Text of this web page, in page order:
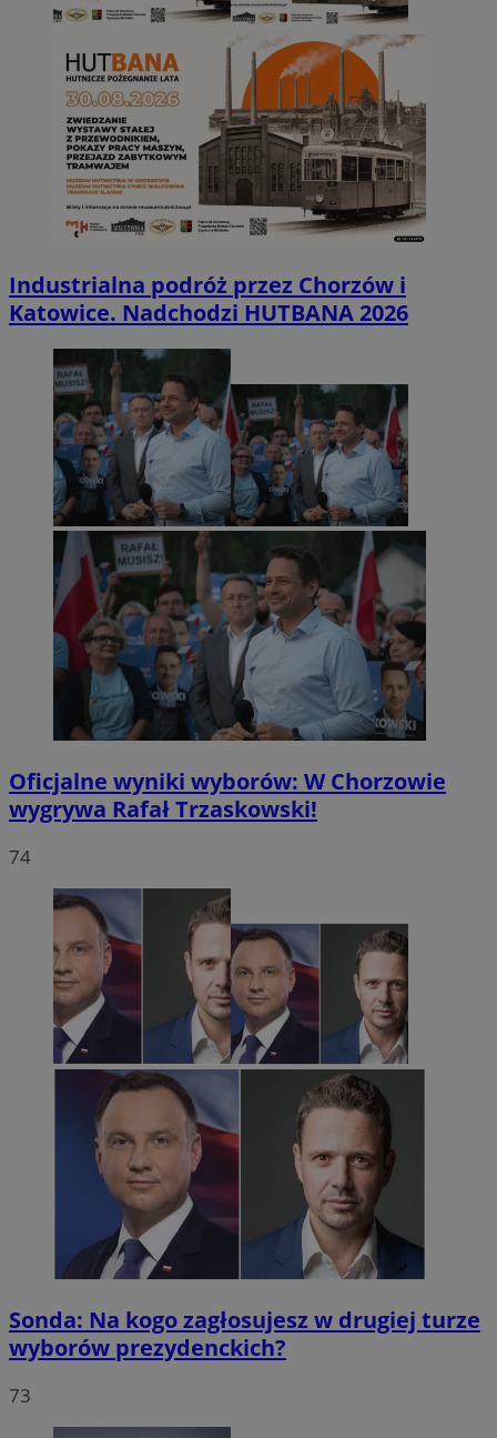
Industrialna podróż przez Chorzów i
Katowice. Nadchodzi HUTBANA 2026
Oficjalne wyniki wyborów: W Chorzowie
wygrywa Rafał Trzaskowski!
74
Sonda: Na kogo zagłosujesz w drugiej turze
wyborów prezydenckich?
73